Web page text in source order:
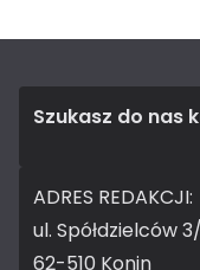
Szukasz do nas
ADRES REDAKCJI:
ul. Spółdzielców
62-510 Konin